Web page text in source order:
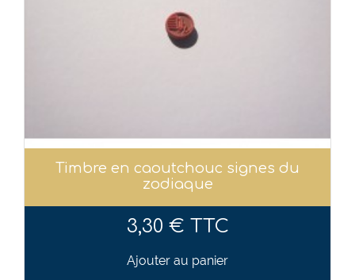
Timbre en caoutchouc signes du
zodiaque
3,30 € TTC
Ajouter au panier